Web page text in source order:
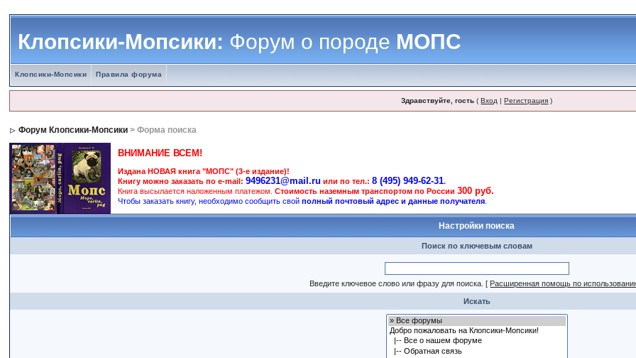
Клопсики-Мопсики:Форум о породеМОПС
Клопсики-Мопсики Правила форума
Здравствуйте, гость (Вход |Регистрация )
Форум Клопсики-Мопсики > Форма поиска
ВНИМАНИЕ ВСЕМ!
Издана НОВАЯ книга "МОПС" (3-е издание)!
Книгу можно заказать по e-mail:9496231@mail.ru или по тел.:8 (495) 949-62-31.
Книга высылается наложенным платежом.Стоимость наземным транспортом по России300 руб.
Чтобы заказать книгу, необходимо сообщить свойполный почтовый адрес и данные получателя
Настройки поиска
Поиск по ключевым словам
Введите ключевое слово или фразу для поиска. [ Расширенная помощь по
Искать